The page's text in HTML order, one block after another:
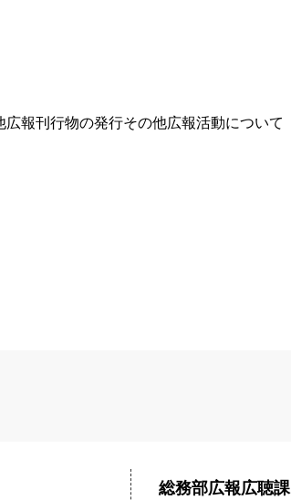
報刊行物の発行その他広報活動について
総務部広報広聴課